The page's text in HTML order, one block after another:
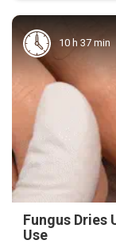
10 h 37 min
Fungus Dries
Use